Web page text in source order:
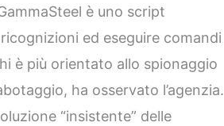
è uno script
ed eseguire comandi
è più orientato allo spionaggio
ha osservato l’agenzia.
“insistente” delle